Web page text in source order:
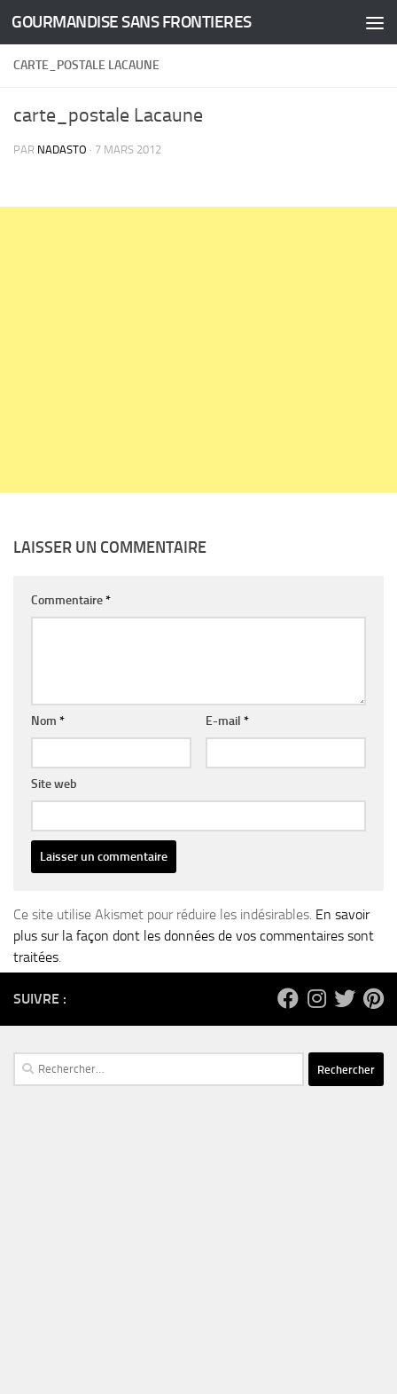
Skip to content
GOURMANDISE SANS FRONTIERES
CARTE_POSTALE LACAUNE
carte_postale Lacaune
PAR NADASTO · 7 MARS 2012
LAISSER UN COMMENTAIRE
Commentaire*
Nom * E-mail *
Site web
Ce site utilise Akismet pour réduire les indésirables. En savoir
plus sur la façon dont les données de vos commentaires sont
traitées.
SUIVRE :
Rechercher :